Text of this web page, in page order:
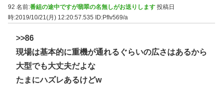
92 名前:番組の途中ですが翡翠の名無しがお送りします 投稿日
時:2019/10/21(月) 12:20:57.535
ID:PfIv569/a
>>86
現場は基本的に重機が通れるぐらいの広さはあるから
大型でも大丈夫だよな
たまにハズレあるけどw